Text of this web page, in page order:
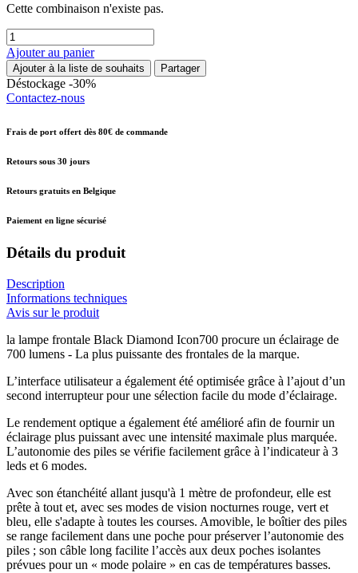
Cette combinaison n'existe pas.
Ajouter au panier
Ajouter à la liste de souhaits Partager
Déstockage -30%
Contactez-nous
Frais de port offert dès 80€ de commande
Retours sous 30 jours
Retours gratuits en Belgique
Paiement en ligne sécurisé
Détails du produit
Description
Informations techniques
Avis sur le produit
la lampe frontale Black Diamond Icon700 procure un éclairage de
700 lumens - La plus puissante des frontales de la marque.
L’interface utilisateur a également été optimisée grâce à l’ajout d’un
second interrupteur pour une sélection facile du mode d’éclairage.
Le rendement optique a également été amélioré afin de fournir un
éclairage plus puissant avec une intensité maximale plus marquée.
L’autonomie des piles se vérifie facilement grâce à l’indicateur à 3
leds et 6 modes.
Avec son étanchéité allant jusqu'à 1 mètre de profondeur, elle est
prête à tout et, avec ses modes de vision nocturnes rouge, vert et
bleu, elle s'adapte à toutes les courses. Amovible, le boîtier des piles
se range facilement dans une poche pour préserver l’autonomie des
piles ; son câble long facilite l’accès aux deux poches isolantes
prévues pour un « mode polaire » en cas de températures basses.